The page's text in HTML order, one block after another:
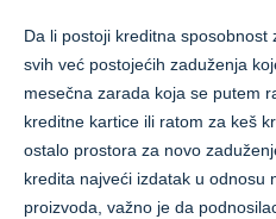
Da li postoji kreditna sposobnost
svih već postojećih zaduženja
mesečna zarada koja se putem
kreditne kartice ili ratom za keš
ostalo prostora za novo
kredita najveći izdatak u odnosu
proizvoda, važno je da